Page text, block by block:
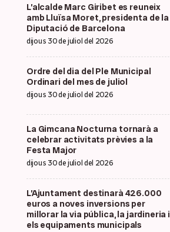
L’alcalde Marc Giribet es reuneix
amb Lluïsa Moret, presidenta de la
Diputació de Barcelona
dijous 30 de juliol del 2026
Ordre del dia del Ple Municipal
Ordinari del mes de juliol
dijous 30 de juliol del 2026
La Gimcana Nocturna tornarà a
celebrar activitats prèvies a la
Festa Major
dijous 30 de juliol del 2026
L’Ajuntament destinarà 426.000
euros a noves inversions per
millorar la via pública, la jardineria i
els equipaments municipals